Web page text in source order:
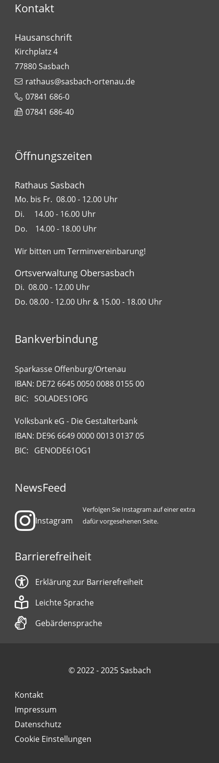
Kontakt
Hausanschrift
Kirchplatz 4
77880Sasbach
rathaus@sasbach-ortenau.de
07841 686-0
07841 686-40
Öffnungszeiten
Rathaus Sasbach
Mo. bis Fr. 08.00 - 12.00 Uhr
Di. 14.00 - 16.00 Uhr
Do. 14.00 - 18.00 Uhr
Wir bitten um Terminvereinbarung!
Ortsverwaltung Obersasbach
Di. 08.00 - 12.00 Uhr
Do. 08.00 - 12.00 Uhr & 15.00 - 18.00 Uhr
Bankverbindung
Sparkasse Offenburg/Ortenau
IBAN: DE72 6645 0050 0088 0155 00
BIC: SOLADES1OFG
Volksbank eG - Die Gestalterbank
IBAN: DE96 6649 0000 0013 0137 05
BIC: GENODE61OG1
NewsFeed
Instagram
Verfolgen Sie Instagram auf einer extra
dafür vorgesehenen Seite.
Barrierefreiheit
Erklärung zur Barrierefreiheit
Leichte Sprache
Gebärdensprache
© 2022 - 2025 Sasbach
Kontakt
Impressum
Datenschutz
Cookie Einstellungen